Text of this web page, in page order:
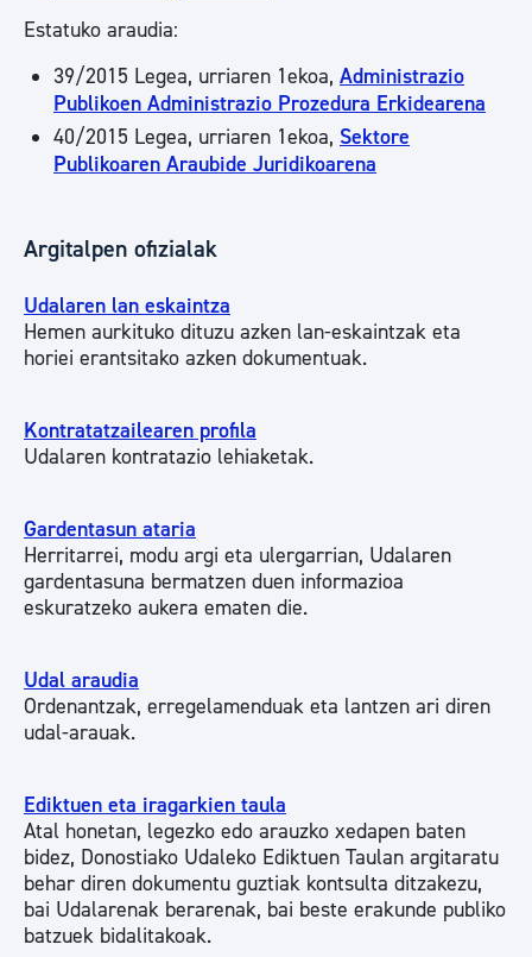
Estatuko araudia:
39/2015 Legea, urriaren 1ekoa, Administrazio
Publikoen Administrazio Prozedura Erkidearena
40/2015 Legea, urriaren 1ekoa, Sektore
Publikoaren Araubide Juridikoarena
Argitalpen ofizialak
Udalaren lan eskaintza
Hemen aurkituko dituzu azken lan-eskaintzak eta
horiei erantsitako azken dokumentuak.
Kontratatzailearen profila
Udalaren kontratazio lehiaketak.
Gardentasun ataria
Herritarrei, modu argi eta ulergarrian, Udalaren
gardentasuna bermatzen duen informazioa
eskuratzeko aukera ematen die.
Udal araudia
Ordenantzak, erregelamenduak eta lantzen ari diren
udal-arauak.
Ediktuen eta iragarkien taula
Atal honetan, legezko edo arauzko xedapen baten
bidez, Donostiako Udaleko Ediktuen Taulan argitaratu
behar diren dokumentu guztiak kontsulta ditzakezu,
bai Udalarenak berarenak, bai beste erakunde publiko
batzuek bidalitakoak.